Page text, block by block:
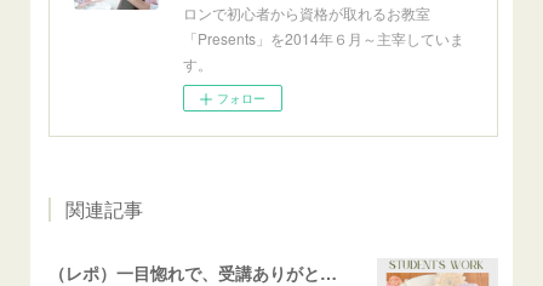
ロンで初心者から資格が取れるお教室
「Presents」を2014年６月～主宰していま
す。
フォロー
関連記事
（レポ）一目惚れで、受講ありがとうございます🙏